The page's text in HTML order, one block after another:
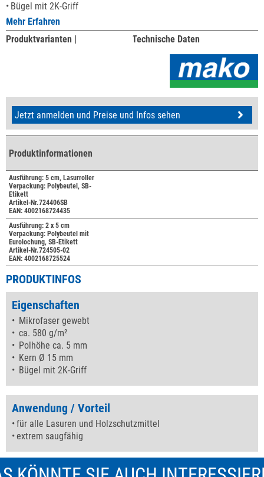
Bügel mit 2K-Griff
Mehr Erfahren
Produktvarianten |
Technische Daten
Jetzt anmelden und Preise und Infos sehen
Produktinformationen
Ausführung: 5 cm, Lasurroller
Verpackung: Polybeutel, SB-
Etikett
Artikel-Nr.724406SB
EAN: 4002168724435
Ausführung: 2 x 5 cm
Verpackung: Polybeutel mit
Eurolochung, SB-Etikett
Artikel-Nr.724505-02
EAN: 4002168725524
PRODUKTINFOS
Eigenschaften
Mikrofaser gewebt
ca. 580 g/m²
Polhöhe ca. 5 mm
Kern Ø 15 mm
Bügel mit 2K-Griff
Anwendung / Vorteil
für alle Lasuren und Holzschutzmittel
extrem saugfähig